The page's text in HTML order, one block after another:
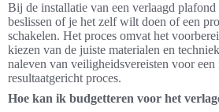
Bij de installatie van een verlaagd
beslissen of je het zelf wilt doen of een
schakelen. Het proces omvat het
kiezen van de juiste materialen en
naleven van veiligheidsvereisten voor
resultaatgericht proces.
Hoe kan ik budgetteren voor het